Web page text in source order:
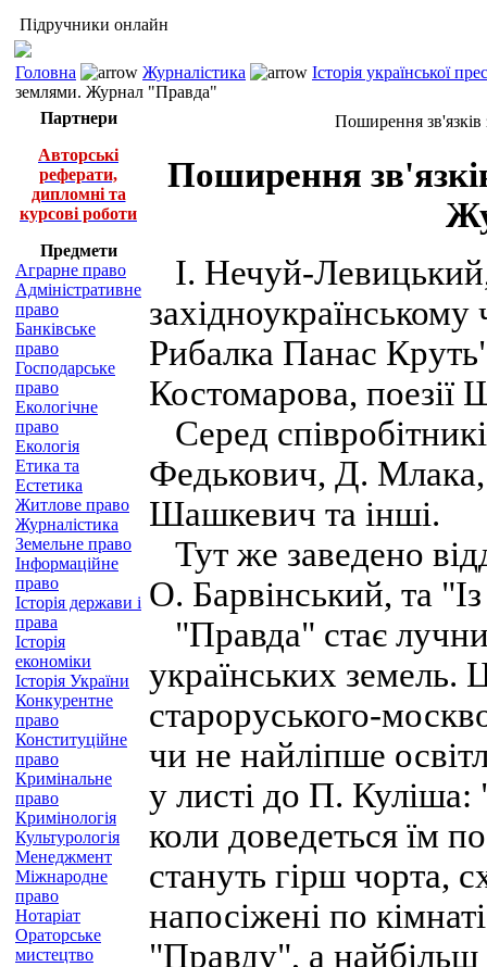
Підручники онлайн
Головна Журналістика
Історія української
землями. Журнал "Правда"
Партнери
Авторські
реферати,
дипломні та
курсові роботи
Предмети
Аграрне право
Адміністративне
право
Банківське
право
Господарське
право
Екологічне
право
Екологія
Етика та
Естетика
Житлове право
Журналістика
Земельне право
Інформаційне
право
Історія держави і
права
Історія
економіки
Історія України
Конкурентне
право
Конституційне
право
Кримінальне
право
Кримінологія
Культурологія
Менеджмент
Міжнародне
право
Нотаріат
Ораторське
мистецтво
Поширення
Поширення
І. Нечуй-
Рибалка Панас
Костомарова, поезії
Серед
Федькович, Д.
Шашкевич та інші.
Тут же заведено
О. Барвінський, та
"Правда" стає
українських
староруського-
чи не найліпше
у листі до П. Куліша:
коли доведеться їм
стануть гірш чорта,
напосіжені по
"Правду", а найбільш